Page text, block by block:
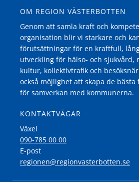
OM REGION VÄSTERBOTTEN
Genom att samla kraft och
organisation blir vi starkare och
förutsättningar för en kraftfull,
utveckling för hälso- och sjukvård,
kultur, kollektivtrafik och
också möjlighet att skapa de
för samverkan med kommunerna.
KONTAKTVÄGAR
Växel
090-785 00 00
E-post
regionen@regionvasterbotten.se